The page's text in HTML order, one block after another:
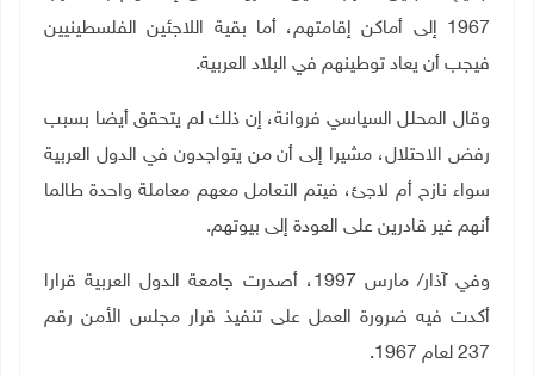
1967 إلى أماكن إقامتهم، أما بقية اللاجئين الفلسطينيين
فيجب أن يعاد توطينهم في البلاد العربية.
وقال المحلل السياسي فروانة، إن ذلك لم يتحقق أيضا بسبب
رفض الاحتلال، مشيرا إلى أن من يتواجدون في الدول العربية
سواء نازح أم لاجئ، فيتم التعامل معهم معاملة واحدة طالما
أنهم غير قادرين على العودة إلى بيوتهم.
وفي آذار/ مارس 1997، أصدرت جامعة الدول العربية قرارا
أكدت فيه ضرورة العمل على تنفيذ قرار مجلس الأمن رقم
237 لعام 1967
.